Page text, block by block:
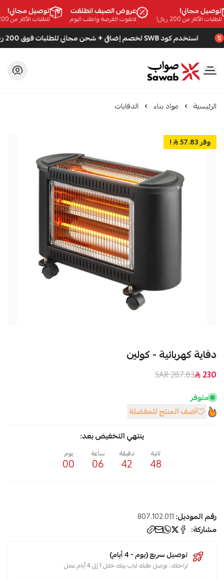
مجاني!
الأكثر من 200 ريال!
عروض الصيف انطلقت
لاتفوت الفرصة واطلب اليوم
توصيل مجاني!
للطلبات الأكثر من 200 ريال!
استخدم كود SWB لخصم إضافي + شحن مجاني للطلبات فوق 200 ريال
صواب
الرئيسية مواد بناء الدفايات
وفر 57.83 !
دفاية كهربائية - كولين
230
287.83 SAR
متوفر
أضف المنتج للمفضلة
ينتهي التخفيض بعد:
48
ثانية
42
دقيقة
06
ساعة
00
يوم
رقم الموديل:807.102.011 الوسوم:
كهرباء
صواب
مشاركة:
توصيل سريع (يوم - 4 أيام)
لراحتك.. نوصل طلبك لباب بيتك خلال 1 إلى 4 أيام عمل